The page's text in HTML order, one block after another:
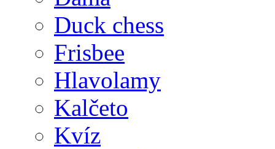
Duck chess
Frisbee
Hlavolamy
Kalčeto
Kvíz